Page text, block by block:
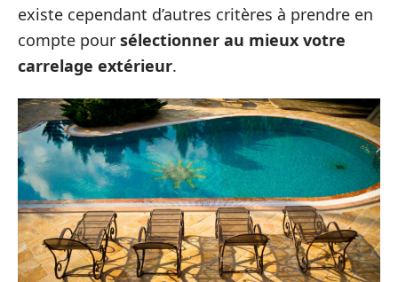
existe cependant d’autres critères à prendre en
compte pour sélectionner au mieux votre
carrelage extérieur.